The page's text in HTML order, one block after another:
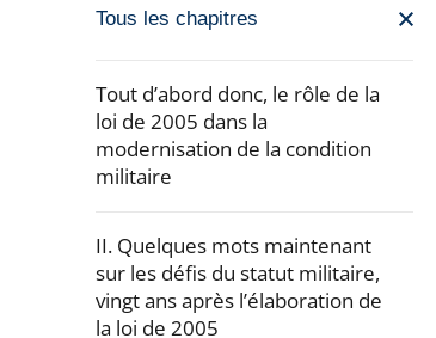
Passer
navigation
de
l'article
pour
après
Tous les chapitres
Tout d’abord donc, le rôle de la
loi de 2005 dans la
modernisation de la condition
militaire
II. Quelques mots maintenant
sur les défis du statut militaire,
vingt ans après l’élaboration de
la loi de 2005